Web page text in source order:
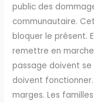
public des
communautaire.
bloquer le présent.
remettre en
passage doivent se
doivent
marges. Les